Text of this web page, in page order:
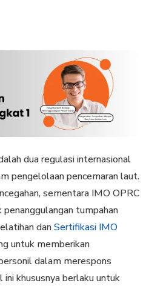
dua regulasi internasional
pengelolaan pencemaran laut.
sementara IMO OPRC
tumpahan
danSertifikasi IMO
untuk memberikan
dalam merespons
khususnya berlaku untuk